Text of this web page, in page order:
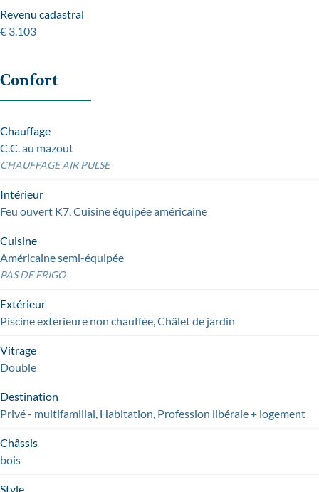
Revenu cadastral
€ 3.103
Confort
Chauffage
C.C. au mazout
CHAUFFAGE AIR PULSE
Intérieur
Feu ouvert K7, Cuisine équipée américaine
Cuisine
Américaine semi-équipée
PAS DE FRIGO
Extérieur
Piscine extérieure non chauffée, Châlet de jardin
Vitrage
Double
Destination
Privé - multifamilial, Habitation, Profession libérale + logement
Châssis
bois
Style